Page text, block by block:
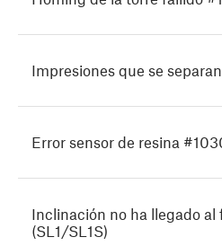
Impresiones que se
Error sensor de resina
Inclinación no ha llegado al
(SL1/SL1S)